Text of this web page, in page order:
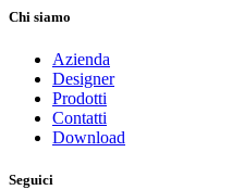
Chi siamo
Azienda
Designer
Prodotti
Contatti
Download
Seguici